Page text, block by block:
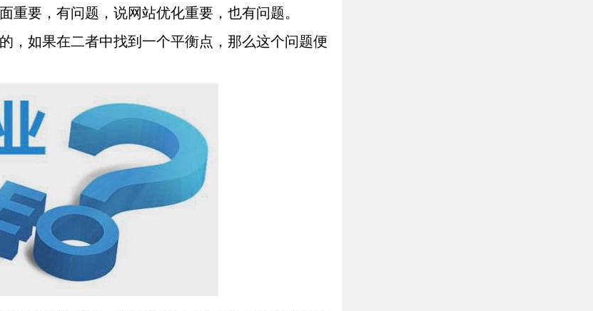
重要，有问题，说网站优化重要，也有问题。
，如果在二者中找到一个平衡点，那么这个问题便